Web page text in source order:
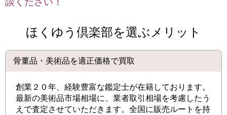
ほくゆう倶楽部を選ぶメリット
骨董品・美術品を適正価格で買取
創業２０年、経験豊富な鑑定士が在籍しております。
最新の美術品市場相場に、業者取引相場を考慮したう
えで査定させていただきます。全国に販売ルートを持